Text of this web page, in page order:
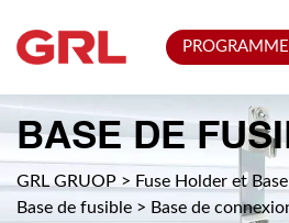
BASE DE
GRL GRUOP > Fuse Holder et
Base de fusible > Base de